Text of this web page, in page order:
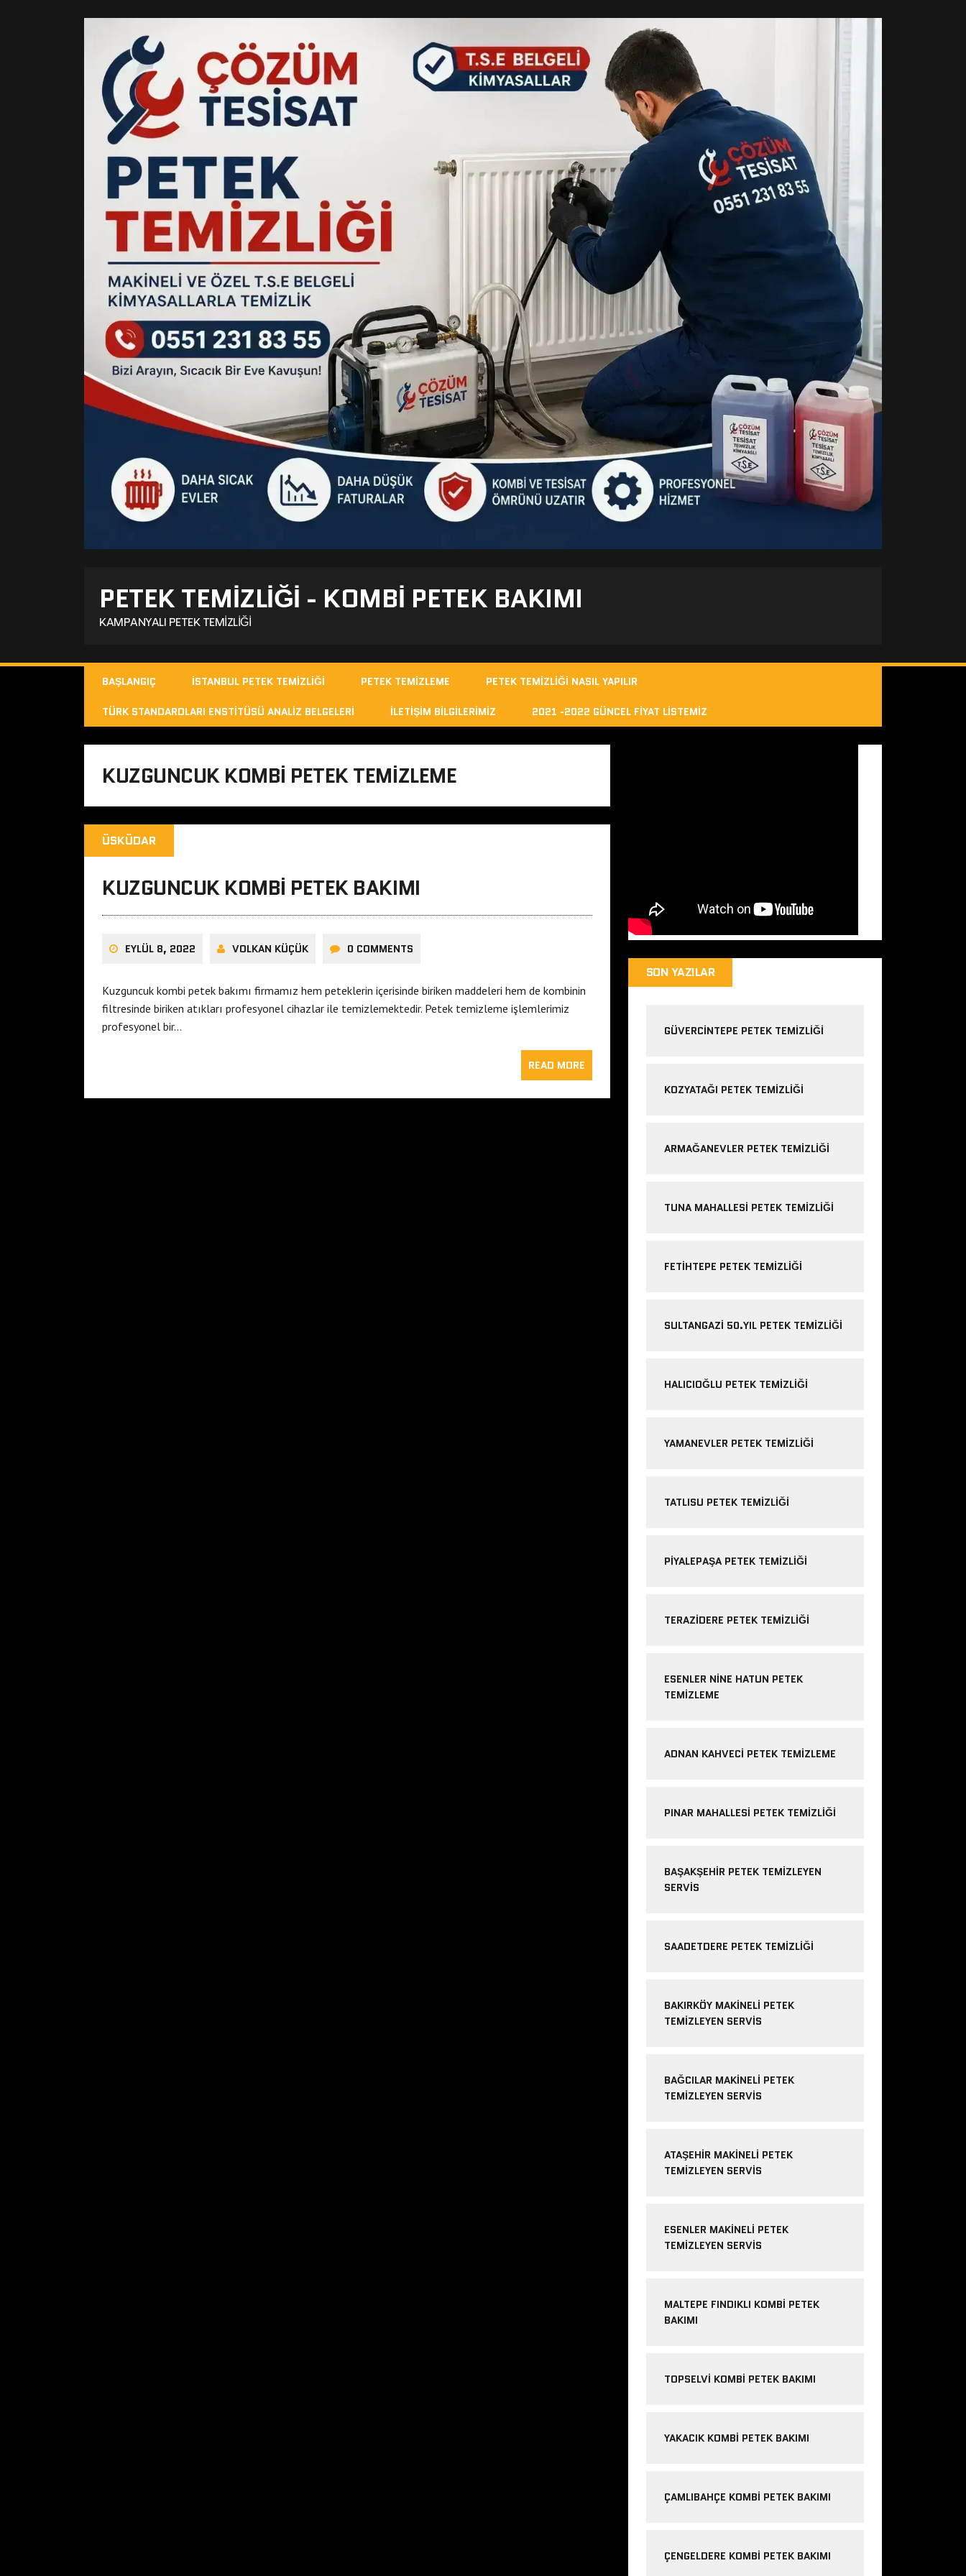
PETEK TEMIZLIĞI - KOMBI PETEK BAKIMI
KAMPANYALI PETEK TEMIZLIĞI
BAŞLANGIÇ İSTANBUL PETEK TEMIZLIĞI PETEK TEMIZLEME PETEK TEMIZLIĞI NASIL YAPILIR
TÜRK STANDARDLARI ENSTITÜSÜ ANALIZ BELGELERI İLETIŞIM BILGILERIMIZ 2021 -2022 GÜNCEL FIYAT LISTEMIZ
KUZGUNCUK KOMBI PETEK TEMIZLEME
ÜSKÜDAR
KUZGUNCUK KOMBI PETEK BAKIMI
EYLÜL 8, 2022 VOLKAN KÜÇÜK 0 COMMENTS
Kuzguncuk kombi petek bakımı firmamız hem peteklerin içerisinde biriken maddeleri hem de kombinin
filtresinde biriken atıkları profesyonel cihazlar ile temizlemektedir. Petek temizleme işlemlerimiz
profesyonel bir…
READ MORE
SON YAZILAR
GÜVERCINTEPE PETEK TEMIZLIĞI
KOZYATAĞI PETEK TEMIZLIĞI
ARMAĞANEVLER PETEK TEMIZLIĞI
TUNA MAHALLESI PETEK TEMIZLIĞI
FETIHTEPE PETEK TEMIZLIĞI
SULTANGAZI 50.YIL PETEK TEMIZLIĞI
HALICIOĞLU PETEK TEMIZLIĞI
YAMANEVLER PETEK TEMIZLIĞI
TATLISU PETEK TEMIZLIĞI
PIYALEPAŞA PETEK TEMIZLIĞI
TERAZIDERE PETEK TEMIZLIĞI
ESENLER NINE HATUN PETEK
TEMIZLEME
ADNAN KAHVECI PETEK TEMIZLEME
PINAR MAHALLESI PETEK TEMIZLIĞI
BAŞAKŞEHIR PETEK TEMIZLEYEN
SERVIS
SAADETDERE PETEK TEMIZLIĞI
BAKIRKÖY MAKINELI PETEK
TEMIZLEYEN SERVIS
BAĞCILAR MAKINELI PETEK
TEMIZLEYEN SERVIS
ATAŞEHIR MAKINELI PETEK
TEMIZLEYEN SERVIS
ESENLER MAKINELI PETEK
TEMIZLEYEN SERVIS
MALTEPE FINDIKLI KOMBI PETEK
BAKIMI
TOPSELVI KOMBI PETEK BAKIMI
YAKACIK KOMBI PETEK BAKIMI
ÇAMLIBAHÇE KOMBI PETEK BAKIMI
ÇENGELDERE KOMBI PETEK BAKIMI